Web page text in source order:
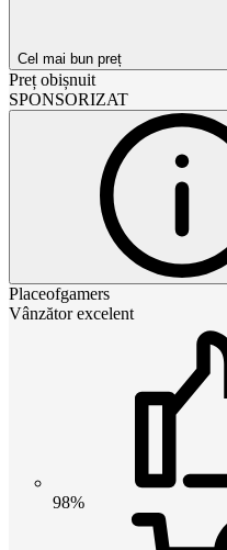
Cel mai bun preț
Preț obișnuit
SPONSORIZAT
Placeofgamers
Vânzător excelent
98%